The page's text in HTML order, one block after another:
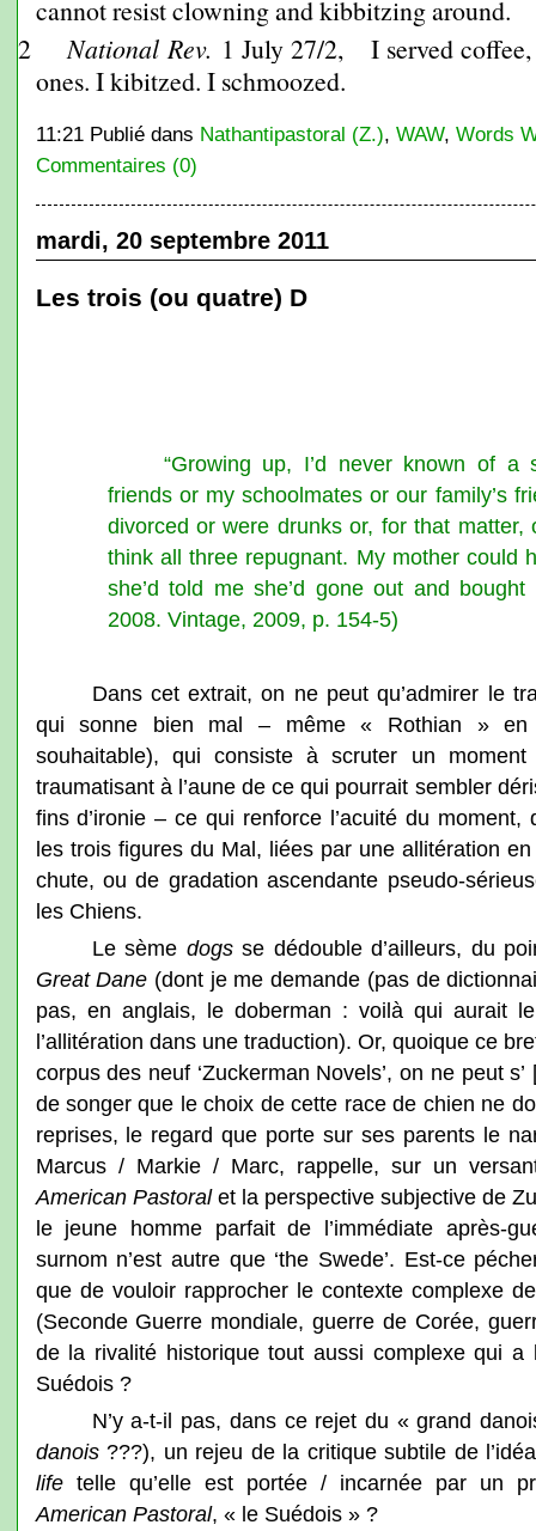
cannot resist clowning and kibbitzing around.
National Rev. 1 July 27/2, I served
ones. I kibitzed. I schmoozed.
11:21 Publié dans Nathantipastoral (Z.) WAW, Words
Commentaires (0)
mardi, 20 septembre 2011
Les trois (ou quatre) D
“Growing up, I’d never known of a
friends or my schoolmates or our family’s
divorced or were drunks or, for that
think all three repugnant. My mother could
she’d told me she’d gone out and
2008. Vintage, 2009, p. 154-5)
Dans cet extrait, on ne peut qu’admirer le
qui sonne bien mal – même « Rothian »
souhaitable), qui consiste à scruter un moment
traumatisant à l’aune de ce qui pourrait sembler
fins d’ironie – ce qui renforce l’acuité du
les trois figures du Mal, liées par une allitération
chute, ou de gradation ascendante pseudo-
les Chiens.
Le sème dogsse dédouble d’ailleurs, du
Great Dane (dont je me demande (pas de
pas, en anglais, le doberman : voilà qui aurait
l’allitération dans une traduction). Or, quoique ce
corpus des neuf ‘Zuckerman Novels’, on ne peut
de songer que le choix de cette race de chien ne
reprises, le regard que porte sur ses parents le
Marcus / Markie / Marc, rappelle, sur un
American Pastoralet la perspective subjective de
le jeune homme parfait de l’immédiate après-
surnom n’est autre que ‘the Swede’. Est-ce
que de vouloir rapprocher le contexte complexe
(Seconde Guerre mondiale, guerre de Corée,
de la rivalité historique tout aussi complexe qui a
Suédois ?
N’y a-t-il pas, dans ce rejet du « grand
danois???), un rejeu de la critique subtile de
lifetelle qu’elle est portée / incarnée par un
American Pastoral, « le Suédois » ?